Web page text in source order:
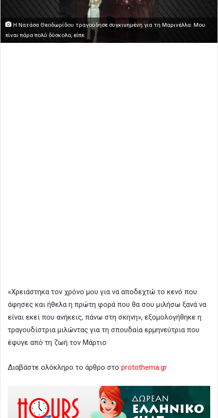
Η Νατάσα Θεοδωρίδου τραγούδησε συγκινημένη για τη Μαρινέλλα: Μου
είναι πάρα πολύ δύσκολο, είπε
«Χρειάστηκα τον χρόνο μου για να αποδεχτώ το κενό που
άφησες και ήθελα η πρώτη φορά που θα σου μιλήσω ξανά να
είναι εκεί που ανήκεις, πάνω στη σκηνη», εξομολογήθηκε η
τραγουδίστρια μιλώντας για τη σπουδαία ερμηνεύτρια που
έφυγε από τη ζωή τον Μάρτιο
Διαβάστε ολόκληρο το άρθρο στο protothema.gr